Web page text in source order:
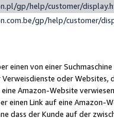
gp/help/customer/
gp/help/customer/
einen von einer
oder Websites,
Amazon-Website
einen Link auf eine
dass der Kunde auf der